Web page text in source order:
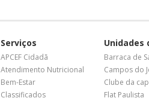
Serviços
APCEF Cidadã
Atendimento Nutricional
Bem-Estar
Classificados
Unidades
Barraca de
Campos do
Clube da
Flat Paulista